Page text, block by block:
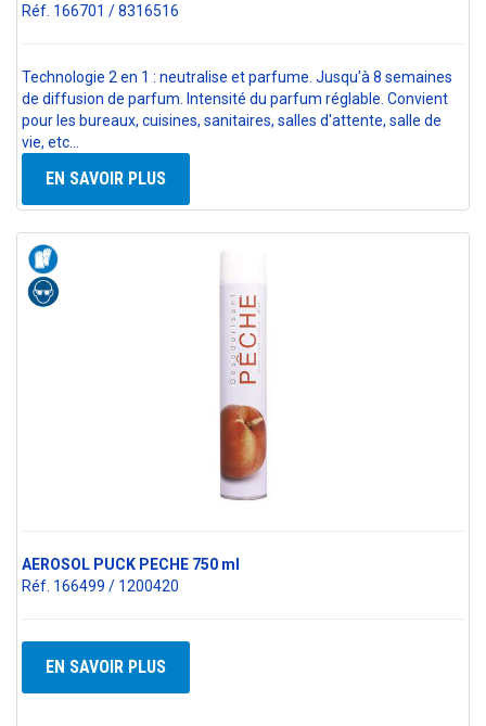
Réf. 166701 / 8316516
Technologie 2 en 1 : neutralise et parfume. Jusqu'à 8 semaines
de diffusion de parfum. Intensité du parfum réglable. Convient
pour les bureaux, cuisines, sanitaires, salles d'attente, salle de
vie, etc...
EN SAVOIR PLUS
AEROSOL PUCK PECHE 750 ml
Réf. 166499 / 1200420
EN SAVOIR PLUS